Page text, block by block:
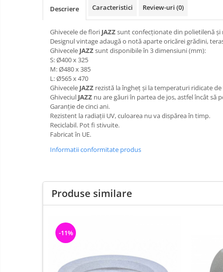
Descriere Caracteristici Review-uri (0)
Ghivecele de flori JAZZsunt confecționate din polietilenă
Designul vintage adaugă o notă aparte oricărei grădini,
Ghivecele JAZZsunt disponibile în 3 dimensiuni (mm):
S: Ø400 x 325
M: Ø480 x 385
L: Ø565 x 470
Ghivecele JAZZ rezistă la îngheț și la temperaturi ridicate
Ghiveciul JAZZ nu are găuri în partea de jos, astfel încât
Garanție de cinci ani.
Rezistent la radiații UV, culoarea nu va dispărea în timp.
Reciclabil. Pot fi stivuite.
Fabricat în UE.
Informatii conformitate produs
Produse similare
-11%